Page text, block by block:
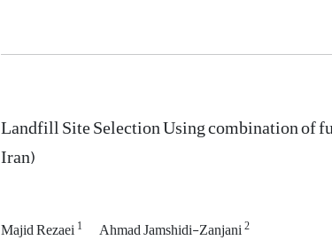
Landfill Site Selection Using combination of
Iran)
Majid Rezaei1 Ahmad Jamshidi-Zanjani2